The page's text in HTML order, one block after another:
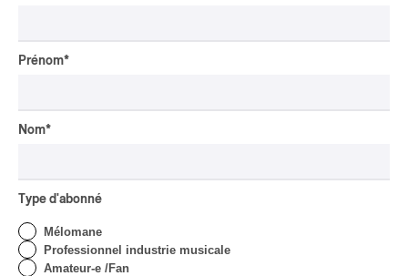
Suoni 2026 | Jardin botanique, pont céleste
Prénom*
Nom*
Type d'abonné
Mélomane
Professionnel industrie musicale
Amateur-e /Fan